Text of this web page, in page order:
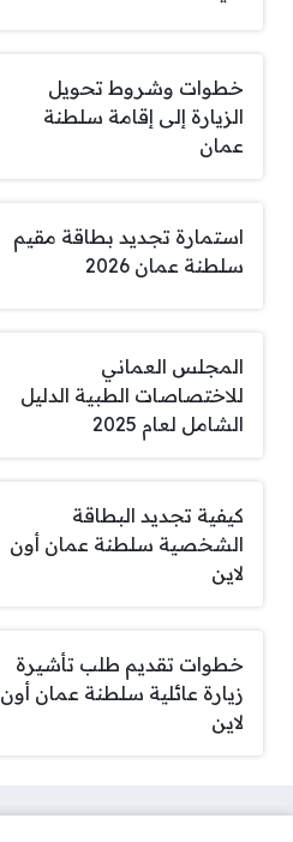
خطوات وشروط تحويل
الزيارة إلى إقامة سلطنة
عمان
استمارة تجديد بطاقة مقيم
سلطنة عمان 2026
المجلس العماني
للاختصاصات الطبية الدليل
الشامل لعام 2025
كيفية تجديد البطاقة
الشخصية سلطنة عمان أون
لاين
خطوات تقديم طلب تأشيرة
زيارة عائلية سلطنة عمان أون
لاين